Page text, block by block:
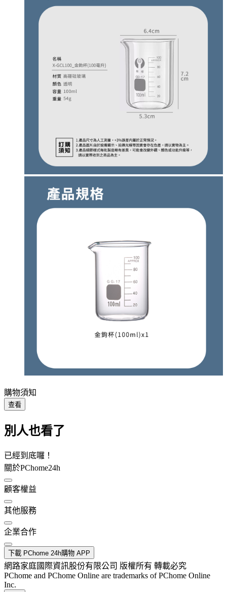
購物須知
查看
別人也看了
已經到底囉！
關於PChome24h
顧客權益
其他服務
企業合作
下載 PChome 24h購物 APP
網路家庭國際資訊股份有限公司 版權所有 轉載必究
PChome and PChome Online are trademarks of PChome Online
Inc.